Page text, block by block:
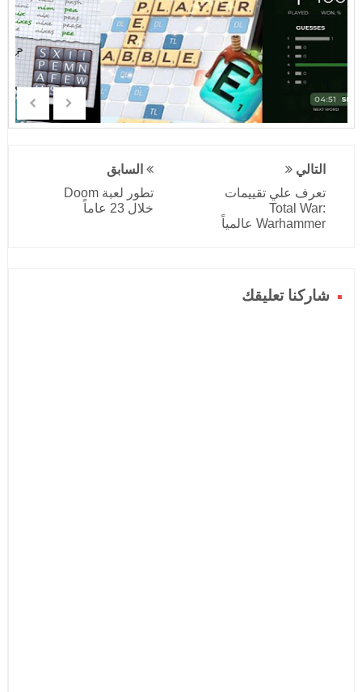
التالي
تعرف علي تقييمات
Total War:
Warhammer عالمياً
السابق
تطور لعبة Doom
خلال 23 عاماً
شاركنا تعليقك